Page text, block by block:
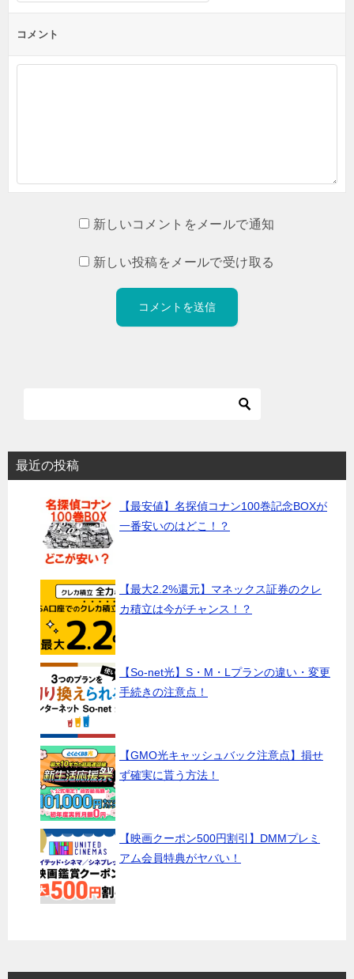
コメント
新しいコメントをメールで通知
新しい投稿をメールで受け取る
最近の投稿
【最安値】名探偵コナン100巻記念BOXが
一番安いのはどこ！？
【最大2.2%還元】マネックス証券のクレ
カ積立は今がチャンス！？
【So-net光】S・M・Lプランの違い・変更
手続きの注意点！
【GMO光キャッシュバック注意点】損せ
ず確実に貰う方法！
【映画クーポン500円割引】DMMプレミ
アム会員特典がヤバい！